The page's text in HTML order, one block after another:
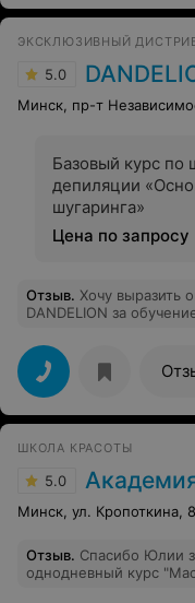
5.0
Минск, пр-т
Базовый курс по
депиляции
шугаринга»
Цена по запросу
Отзыв. Хочу выразить
DANDELION за
подход, отзывчивость,
перечислять можно
поразили курсы по
повезло
опыт. Спасибо Вам за
ШКОЛА КРАСОТЫ
5.0 Академия
Минск, ул. Кропоткина,
Отзыв. Спасибо Юлии
однодневный курс